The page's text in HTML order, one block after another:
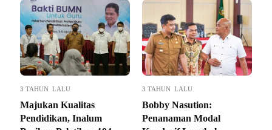
3 TAHUN LALU
Majukan Kualitas
Pendidikan, Inalum
3 TAHUN LALU
Bobby Nasution:
Penanaman Modal